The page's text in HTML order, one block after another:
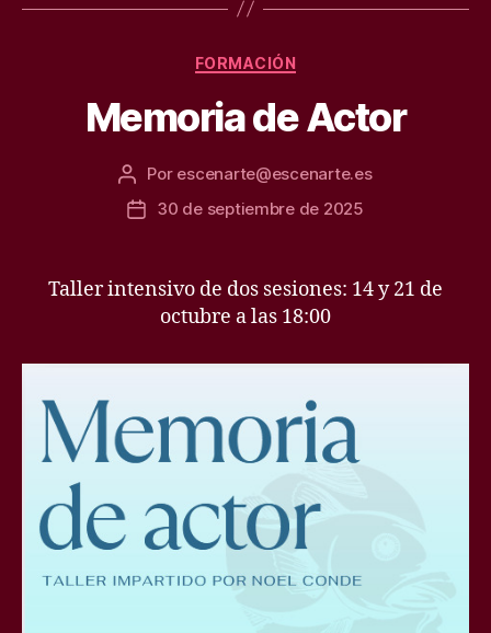
Categorías
FORMACIÓN
Memoria de Actor
Autor
de
la
Por escenarte@escenarte.es
Fecha
entrada
30 de septiembre de 2025
Taller intensivo de dos sesiones: 14 y 21 de
octubre a las 18:00